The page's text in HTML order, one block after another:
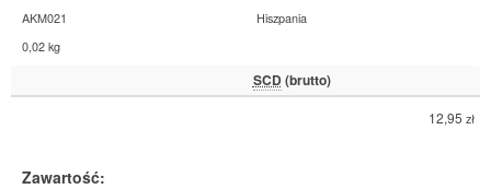
AKM021
Hiszpania
0,02 kg
SCD (brutto)
12,95 zł
Zawartość: